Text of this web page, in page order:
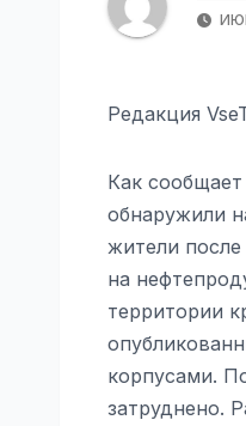
Редакция
Как
обнаружили
жители
на
территории
корпусами.
затруднено.